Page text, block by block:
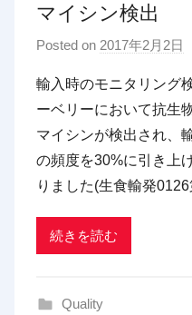
マイシン検出
Posted on 2017年2月2日
p
d
x
t
r
輸入時のモニタリング
ーベリーにおいて抗生
マイシンが検出され、
の頻度を30%に引き上
りました(生食輸発
続きを読む
Quality